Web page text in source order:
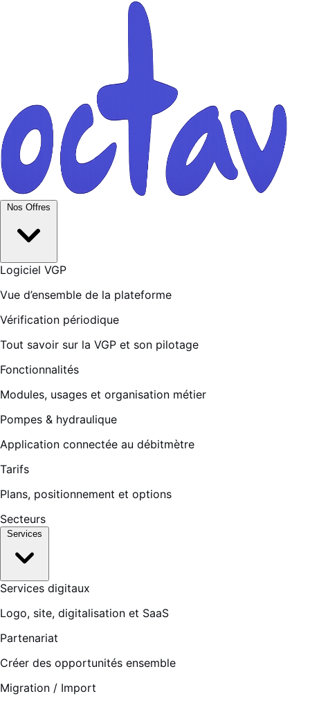
Nos Offres
Logiciel VGP
Vue d’ensemble de la plateforme
Vérification périodique
Tout savoir sur la VGP et son pilotage
Fonctionnalités
Modules, usages et organisation métier
Pompes & hydraulique
Application connectée au débitmètre
Tarifs
Plans, positionnement et options
Secteurs
Services
Services digitaux
Logo, site, digitalisation et SaaS
Partenariat
Créer des opportunités ensemble
Migration / Import